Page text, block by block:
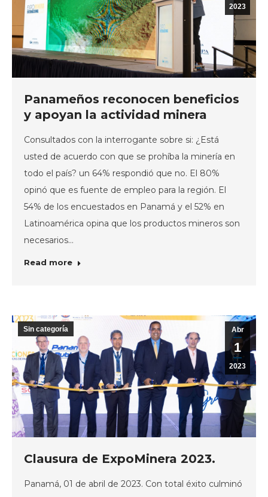
2023
Panameños reconocen beneficios
y apoyan la actividad minera
Consultados con la interrogante sobre si: ¿Está
usted de acuerdo con que se prohíba la minería en
todo el país? un 64% respondió que no. El 80%
opinó que es fuente de empleo para la región. El
54% de los encuestados en Panamá y el 52% en
Latinoamérica opina que los productos mineros son
necesarios…
Read more
Abr
1
2023
Sin categoría
Clausura de ExpoMinera 2023.
Panamá, 01 de abril de 2023. Con total éxito culminó